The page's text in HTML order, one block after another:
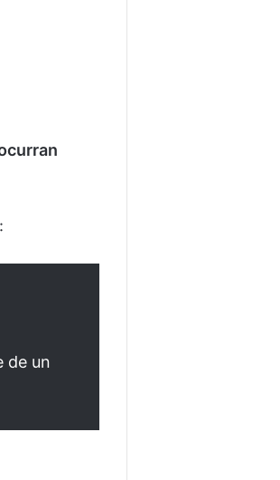
de un